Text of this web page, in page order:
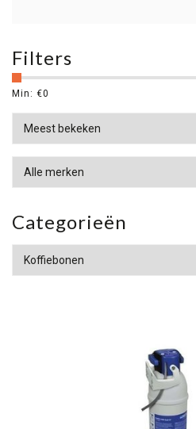
Filters
Min: €0
Categorieën